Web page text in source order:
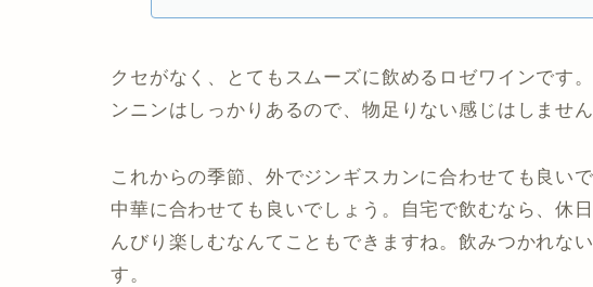
クセがなく、とてもスムーズに飲めるロゼワインです
ンニンはしっかりあるので、物足りない感じはしませ
これからの季節、外でジンギスカンに合わせても良い
中華に合わせても良いでしょう。自宅で飲むなら、休
んびり楽しむなんてこともできますね。飲みつかれな
す。